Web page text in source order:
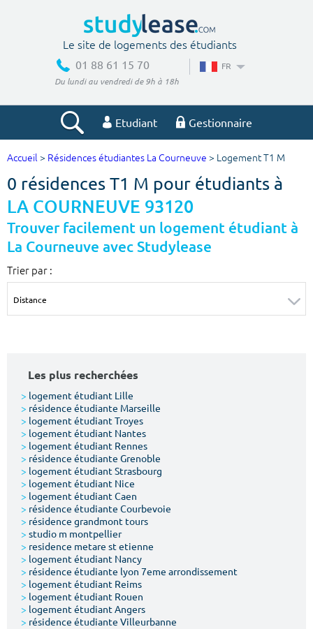
Le site de logements des étudiants
01 88 61 15 70
Du lundi au vendredi de 9h à 18h
FR
Etudiant Gestionnaire
Votre recherche
Ville, école
Type de location
Votre date d'entrée
Accueil > Résidences étudiantes La Courneuve > Logement T1 M
0 résidences T1 M pour étudiants à
LA COURNEUVE 93120
Trouver facilement un logement étudiant à
La Courneuve avec Studylease
Trier par :
Les plus recherchées
> logement étudiant Lille
> résidence étudiante Marseille
> logement étudiant Troyes
> logement étudiant Nantes
> logement étudiant Rennes
> résidence étudiante Grenoble
> logement étudiant Strasbourg
> logement étudiant Nice
> logement étudiant Caen
> résidence étudiante Courbevoie
> résidence grandmont tours
> studio m montpellier
> residence metare st etienne
> logement étudiant Nancy
> résidence étudiante lyon 7eme arrondissement
> logement étudiant Reims
> logement étudiant Rouen
> logement étudiant Angers
> résidence étudiante Villeurbanne